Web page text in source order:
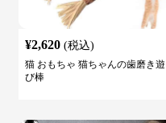
¥2,620 (税込)
猫 おもちゃ 猫ちゃんの歯磨き遊
び棒